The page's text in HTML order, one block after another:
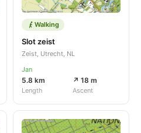
Walking
Slot zeist
Zeist, Utrecht, NL
Jan
5.8 km
Length
↗ 18 m
Ascent